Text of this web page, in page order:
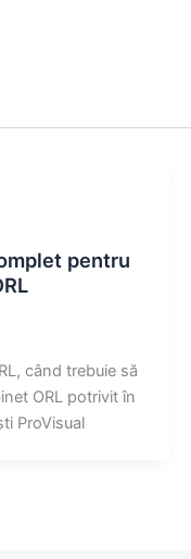
pentru
când trebuie să
ORL potrivit în
ProVisual